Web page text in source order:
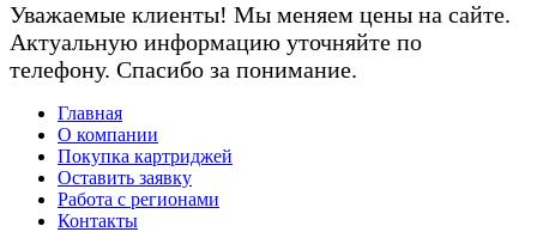
Уважаемые клиенты! Мы меняем цены на сайте.
Актуальную информацию уточняйте по
телефону. Спасибо за понимание.
Главная
О компании
Покупка картриджей
Оставить заявку
Работа с регионами
Контакты